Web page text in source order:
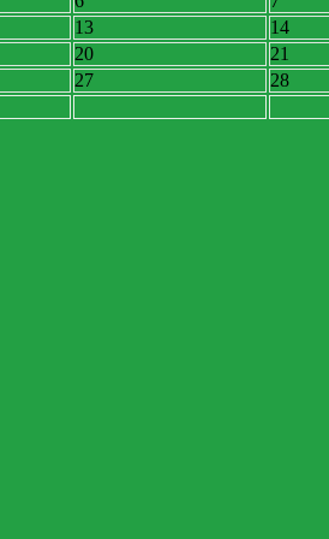
13 14
20 21
27 28